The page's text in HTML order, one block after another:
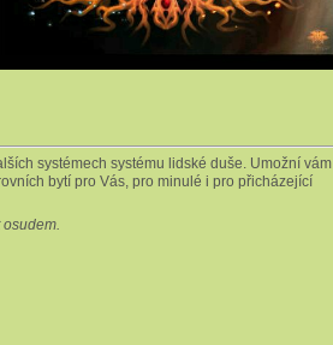
systémech systému lidské duše. Umožní vám
bytí pro Vás, pro minulé i pro přicházející